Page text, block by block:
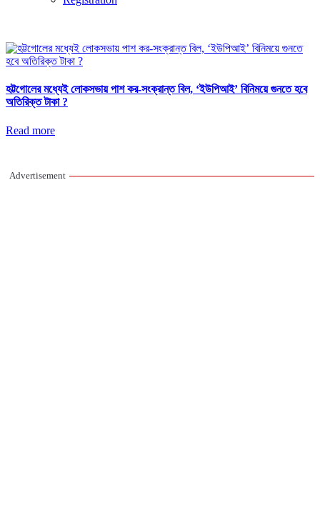
হট্টগোলের মধ্যেই লোকসভায় পাশ কর-সংক্রান্ত বিল, ‘ইউপিআই’ বিনিময়ে গুনতে হবে
অতিরিক্ত টাকা ?
Read more
Advertisement